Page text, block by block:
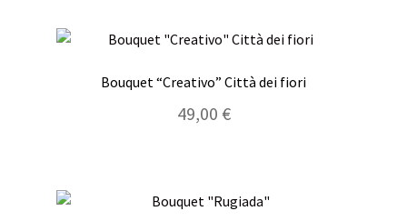
Bouquet “Creativo” Città dei fiori
49,00 €